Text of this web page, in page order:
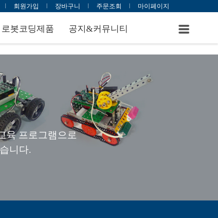
l 회원가입 l 장바구니 l 주문조회 l 마이페이지
로봇코딩제품 공지&커뮤니티
육 프로그램으로
니다.